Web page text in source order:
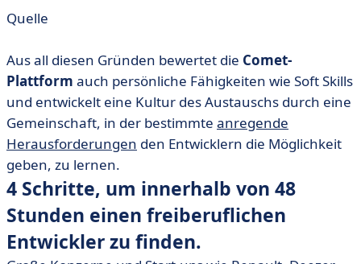
Quelle
Aus all diesen Gründen bewertet die Comet-
Plattform auch persönliche Fähigkeiten wie Soft Skills
und entwickelt eine Kultur des Austauschs durch eine
Gemeinschaft, in der bestimmte anregende
Herausforderungen den Entwicklern die Möglichkeit
geben, zu lernen.
4 Schritte, um innerhalb von 48
Stunden einen freiberuflichen
Entwickler zu finden.